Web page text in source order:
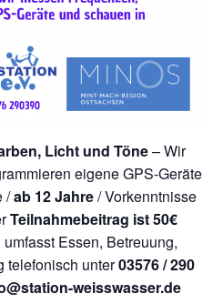
Licht und Töne– Wir
eigene GPS-Geräte
/ab 12 Jahre/ Vorkenntnisse
Teilnahmebeitrag ist 50€
umfasst Essen, Betreuung,
telefonisch unter03576 / 290
weisswasser.de